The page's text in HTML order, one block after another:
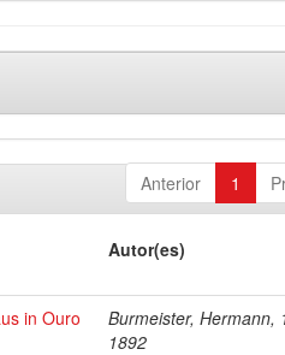
Anterior 1
Autor(es)
in Ouro
Burmeister, Hermann,
1892